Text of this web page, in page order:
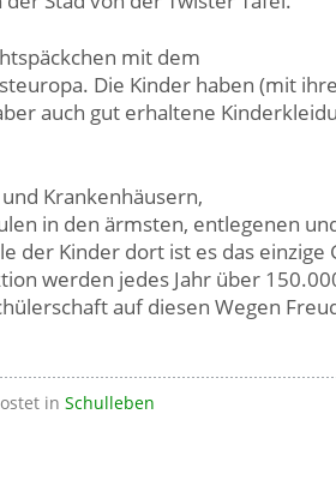
mit dem
Die Kinder haben (mit
auch gut erhaltene
Krankenhäusern,
in den ärmsten, entlegenen
der Kinder dort ist es das einzige
werden jedes Jahr über
auf diesen Wegen
in Schulleben